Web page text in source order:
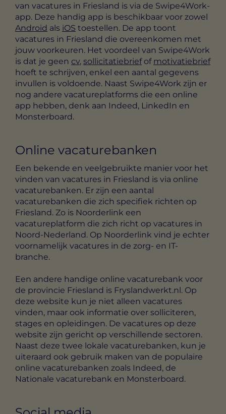
van vacatures in Friesland is via de Swipe4Work-
app. Deze handig app is beschikbaar voor zowel
Android als iOS toestellen. De app toont
vacatures in Friesland die overeenkomen met
jouw voorkeuren. Het voordeel van Swipe4Work
is dat je geen cv, sollicitatiebriefof motivatiebrief
hoeft te schrijven, enkel een aantal gegevens
invullen is voldoende. Naast Swipe4Work zijn er
nog andere vacatureplatforms die een online
app hebben, denk aan Indeed, LinkedIn en
Monsterboard.
Online vacaturebanken
Een bekende en veelgebruikte manier voor het
vinden van vacatures in Friesland is via online
vacaturebanken. Er zijn een aantal
vacaturebanken die zich specifiek richten op
Friesland. Zo is Noorderlink een
vacatureplatform die zich richt op vacatures in
Noord-Nederland. Op Noorderlink vind je echter
voornamelijk vacatures in de zorg- en IT-
branche.
Een andere handige online vacaturebank voor
de provincie Friesland is Fryslandwerkt.nl. Op
deze website kun je niet alleen vacatures
vinden, maar ook informatie over solliciteren,
stages en opleidingen. De vacatures op deze
website zijn gericht op verschillende sectoren.
Naast deze twee lokale vacaturebanken, kun je
uiteraard ook gebruik maken van de populaire
online vacaturebanken zoals Indeed, de
Nationale vacaturebank en Monsterboard.